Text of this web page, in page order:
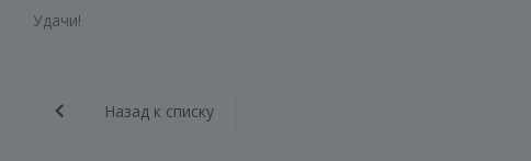
Удачи!
Назад к списку